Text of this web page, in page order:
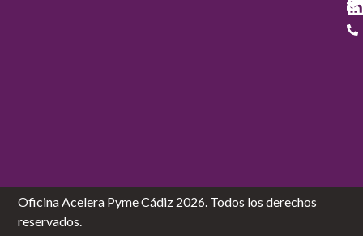
Oficina Acelera Pyme Cádiz 2026. Todos los derechos
reservados.